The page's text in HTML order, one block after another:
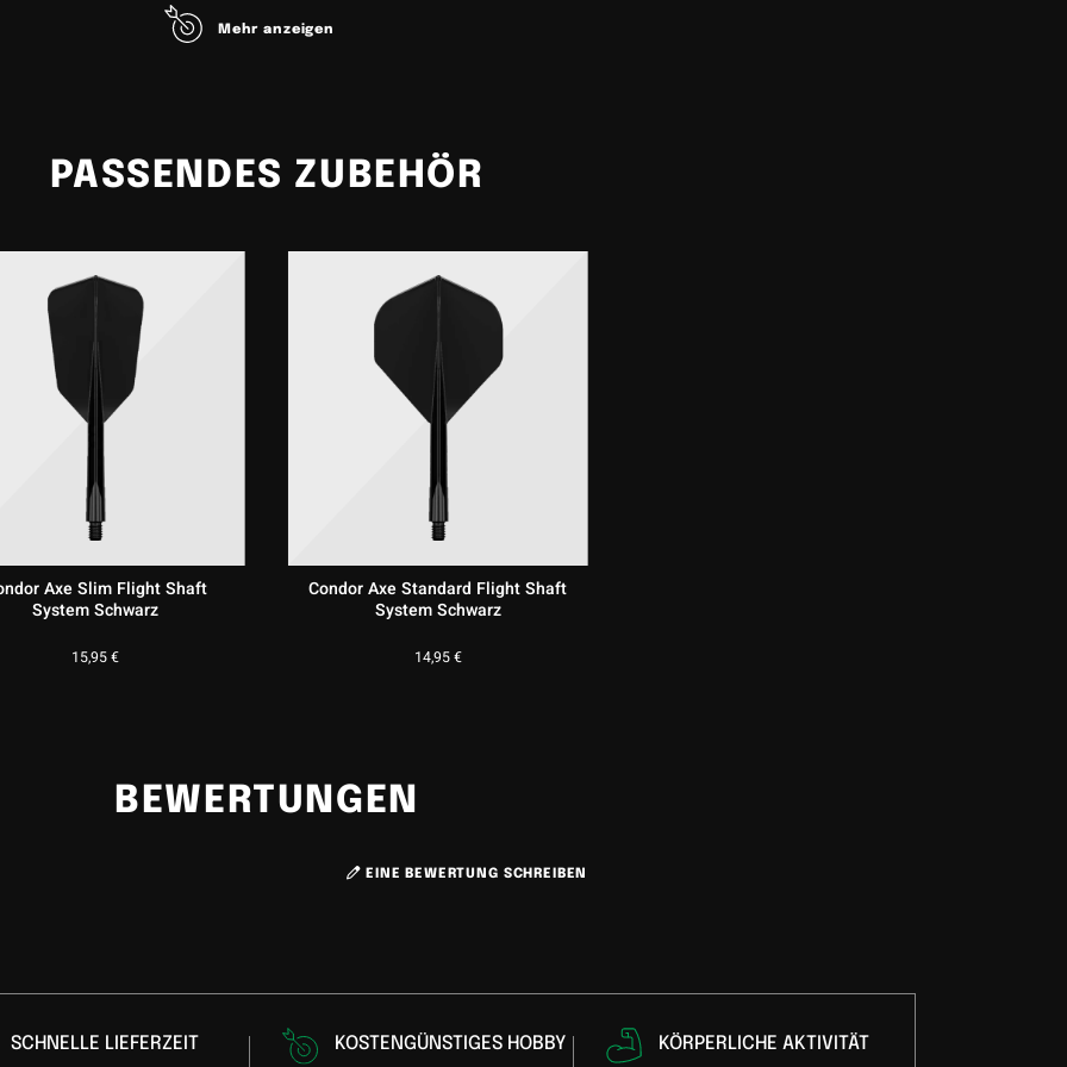
Mehr anzeigen
PASSENDES ZUBEHÖR
Axe Slim Flight Shaft
System Schwarz
15,95€
Condor Axe Standard Flight Shaft
System Schwarz
14,95€
BEWERTUNGEN
EINE BEWERTUNG SCHREIBEN
SCHNELLE LIEFERZEIT KOSTENGÜNSTIGES HOBBY KÖRPERLICHE AKTIVITÄT